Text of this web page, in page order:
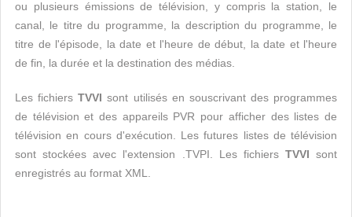
ou plusieurs émissions de télévision, y compris la station, le
canal, le titre du programme, la description du programme, le
titre de l'épisode, la date et l'heure de début, la date et l'heure
de fin, la durée et la destination des médias.
Les fichiersTVVI sont utilisés en souscrivant des programmes
de télévision et des appareils PVR pour afficher des listes de
télévision en cours d'exécution. Les futures listes de télévision
sont stockées avec l'extension .TVPI. Les fichiers TVVI sont
enregistrés au format XML.